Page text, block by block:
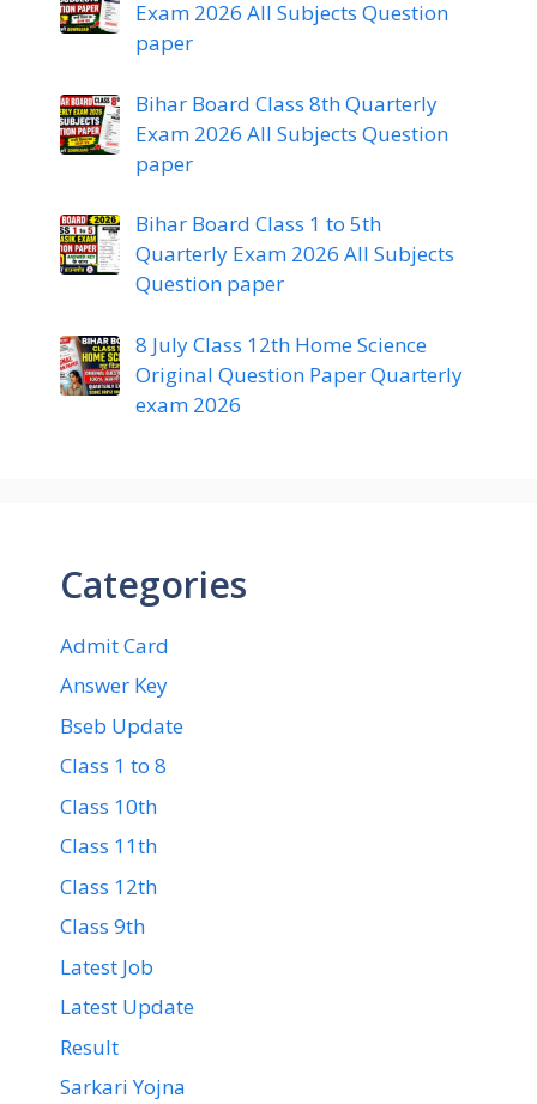
Exam 2026 All Subjects Question
paper
Bihar Board Class 8th Quarterly
Exam 2026 All Subjects Question
paper
Bihar Board Class 1 to 5th
Quarterly Exam 2026 All Subjects
Question paper
8 July Class 12th Home Science
Original Question Paper Quarterly
exam 2026
Categories
Admit Card
Answer Key
Bseb Update
Class 1 to 8
Class 10th
Class 11th
Class 12th
Class 9th
Latest Job
Latest Update
Result
Sarkari Yojna